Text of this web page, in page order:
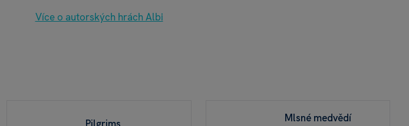
Více o autorských hrách Albi
Mlsné medvědí